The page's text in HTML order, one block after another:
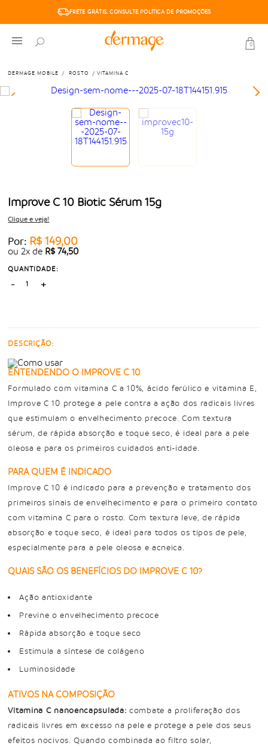
FRETE GRÁTIS. CONSULTE POLÍTICA DE PROMOÇÕES
0
DERMAGE MOBILE ROSTO VITAMINA C
Improve C 10 Biotic Sérum 15g
Clique e veja!
Por: R$ 149,00
ou2x de R$ 74,50
QUANTIDADE:
- +
DESCRIÇÃO:
ENTENDENDO O IMPROVE C 10
Formulado com vitamina C a 10%, ácido ferúlico e vitamina E,
Improve C 10 protege a pele contra a ação dos radicais livres
que estimulam o envelhecimento precoce. Com textura
sérum, de rápida absorção e toque seco, é ideal para a pele
oleosa e para os primeiros cuidados anti-idade.
PARA QUEM É INDICADO
Improve C 10 é indicado para a prevenção e tratamento dos
primeiros sinais de envelhecimento e para o primeiro contato
com vitamina C para o rosto. Com textura leve, de rápida
absorção e toque seco, é ideal para todos os tipos de pele,
especialmente para a pele oleosa e acneica.
QUAIS SÃO OS BENEFÍCIOS DO IMPROVE C 10?
Ação antioxidante
Previne o envelhecimento precoce
Rápida absorção e toque seco
Estimula a síntese de colágeno
Luminosidade
ATIVOS NA COMPOSIÇÃO
Vitamina C nanoencapsulada: combate a proliferação dos
radicais livres em excesso na pele e protege a pele dos seus
efeitos nocivos. Quando combinada ao filtro solar,